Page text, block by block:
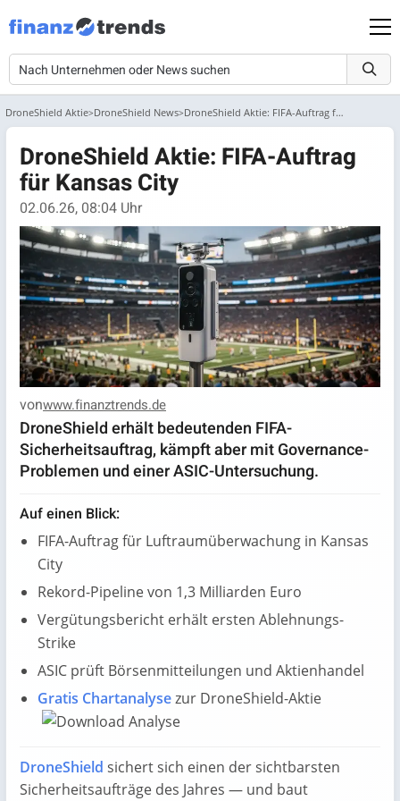
DroneShield Aktie DroneShield News DroneShield Aktie: FIFA-Auftrag für Kansas City
DroneShield Aktie: FIFA-Auftrag
für Kansas City
02.06.26, 08:04 Uhr
vonwww.finanztrends.de
DroneShield erhält bedeutenden FIFA-
Sicherheitsauftrag, kämpft aber mit Governance-
Problemen und einer ASIC-Untersuchung.
Auf einen Blick:
FIFA-Auftrag für Luftraumüberwachung in Kansas
City
Rekord-Pipeline von 1,3 Milliarden Euro
Vergütungsbericht erhält ersten Ablehnungs-
Strike
ASIC prüft Börsenmitteilungen und Aktienhandel
Gratis Chartanalysezur DroneShield-Aktie
DroneShield sichert sich einen der sichtbarsten
Sicherheitsaufträge des Jahres — und baut